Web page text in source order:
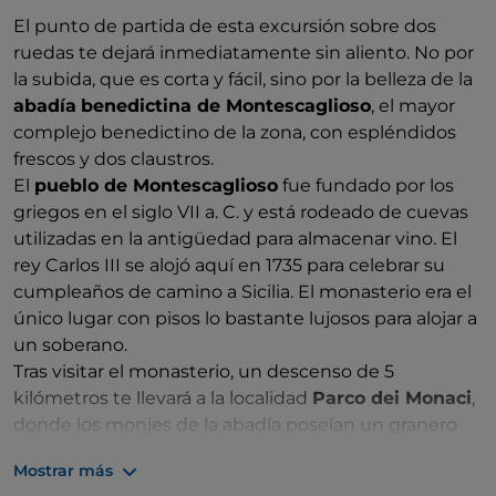
El punto de partida de esta excursión sobre dos
ruedas te dejará inmediatamente sin aliento. No por
la subida, que es corta y fácil, sino por la belleza de la
abadía benedictina de Montescaglioso, el mayor
complejo benedictino de la zona, con espléndidos
frescos y dos claustros.
El pueblo de Montescaglioso fue fundado por los
griegos en el siglo VII a. C. y está rodeado de cuevas
utilizadas en la antigüedad para almacenar vino. El
rey Carlos III se alojó aquí en 1735 para celebrar su
cumpleaños de camino a Sicilia. El monasterio era el
único lugar con pisos lo bastante lujosos para alojar a
un soberano.
Tras visitar el monasterio, un descenso de 5
kilómetros te llevará a la localidad Parco dei Monaci,
donde los monjes de la abadía poseían un granero
dentro delparque de las iglesias rupestres
Mostrar más